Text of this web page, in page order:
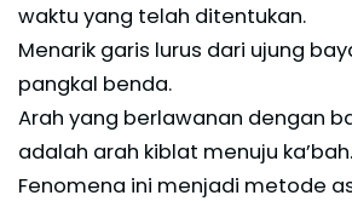
waktu yang telah ditentukan.
Menarik garis lurus dari ujung
pangkal benda.
Arah yang berlawanan dengan
adalah arah kiblat menuju ka’bah.
Fenomena ini menjadi metode